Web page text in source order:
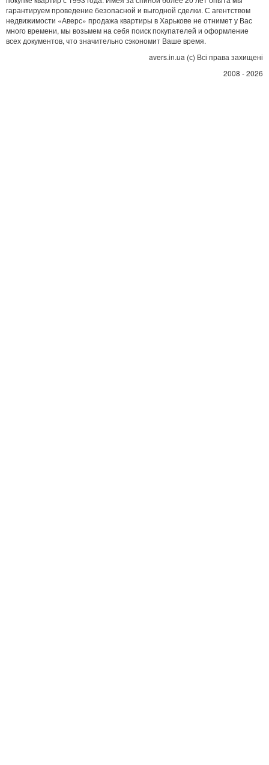
гарантируем проведение безопасной и выгодной сделки. С агентством
недвижимости «Аверс» продажа квартиры в Харькове не отнимет у Вас
много времени, мы возьмем на себя поиск покупателей и оформление
всех документов, что значительно сэкономит Ваше время.
avers.in.ua (с) Всі права захищені
2008 - 2026